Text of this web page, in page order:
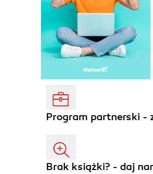
Program partnerski -
Brak książki? - daj